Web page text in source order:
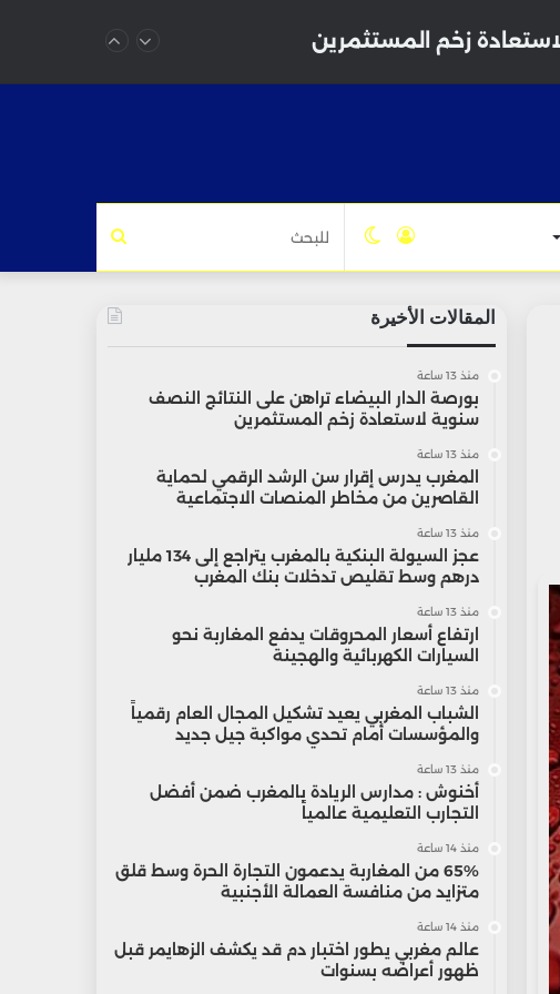
زخم المستثمرين
للبحث الوضعتسجيل
المقالات الأخيرة
منذ 13 ساعة
بورصة الدار البيضاء تراهن على النتائج النصف
سنوية لاستعادة زخم المستثمرين
منذ 13 ساعة
المغرب يدرس إقرار سن الرشد الرقمي لحماية
القاصرين من مخاطر المنصات الاجتماعية
منذ 13 ساعة
عجز السيولة البنكية بالمغرب يتراجع إلى 134 مليار
درهم وسط تقليص تدخلات بنك المغرب
منذ 13 ساعة
ارتفاع أسعار المحروقات يدفع المغاربة نحو
السيارات الكهربائية والهجينة
منذ 13 ساعة
الشباب المغربي يعيد تشكيل المجال العام رقمياً
والمؤسسات أمام تحدي مواكبة جيل جديد
منذ 13 ساعة
أخنوش : مدارس الريادة بالمغرب ضمن أفضل
التجارب التعليمية عالمياً
منذ 14 ساعة
65% من المغاربة يدعمون التجارة الحرة وسط قلق
متزايد من منافسة العمالة الأجنبية
منذ 14 ساعة
عالم مغربي يطور اختبار دم قد يكشف الزهايمر قبل
ظهور أعراضه بسنوات